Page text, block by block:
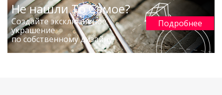
Не нашли То Самое?
Создайте эксклюзивное
украшение
по собственному дизайну!
Подробнее